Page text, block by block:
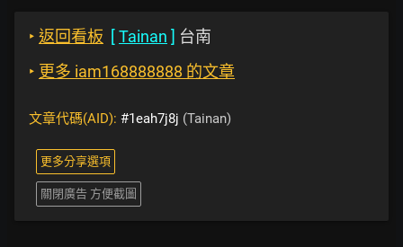
‣ 返回看板 [Tainan ] 台南
‣ 更多 iam168888888 的文章
文章代碼(AID): #1eah7j8j (Tainan)
更多分享選項
關閉廣告 方便截圖